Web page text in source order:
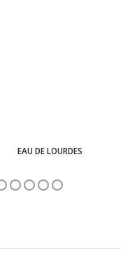
EAU DE LOURDES